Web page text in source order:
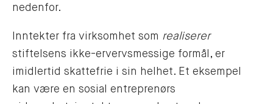
nedenfor.
Inntekter fra virksomhet som realiserer
stiftelsens ikke-ervervsmessige formål, er
imidlertid skattefrie i sin helhet. Et eksempel
kan være en sosial entreprenørs